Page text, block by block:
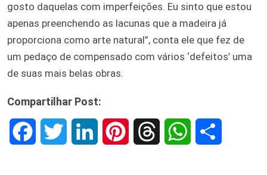
gosto daquelas com imperfeições. Eu sinto que estou
apenas preenchendo as lacunas que a madeira já
proporciona como arte natural”, conta ele que fez de
um pedaço de compensado com vários ‘defeitos’ uma
de suas mais belas obras.
Compartilhar Post: